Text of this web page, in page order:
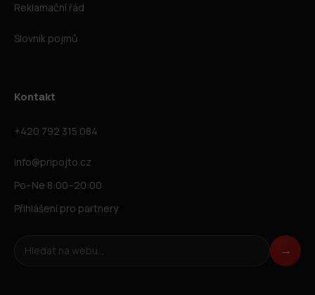
Reklamační řád
Slovník pojmů
Kontakt
+420 792 315 084
info@pripojto.cz
Po–Ne 8:00–20:00
Přihlášení pro partnery
Hledat na webu →